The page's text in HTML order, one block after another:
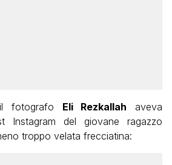
fotografo Eli Rezkallah aveva
Instagram del giovane ragazzo
troppo velata frecciatina: